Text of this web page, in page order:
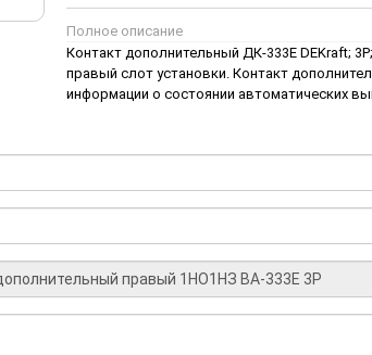
Полное описание
Контакт дополнительный ДК-333Е DEKraft;
правый слот установки. Контакт
информации о состоянии автоматических